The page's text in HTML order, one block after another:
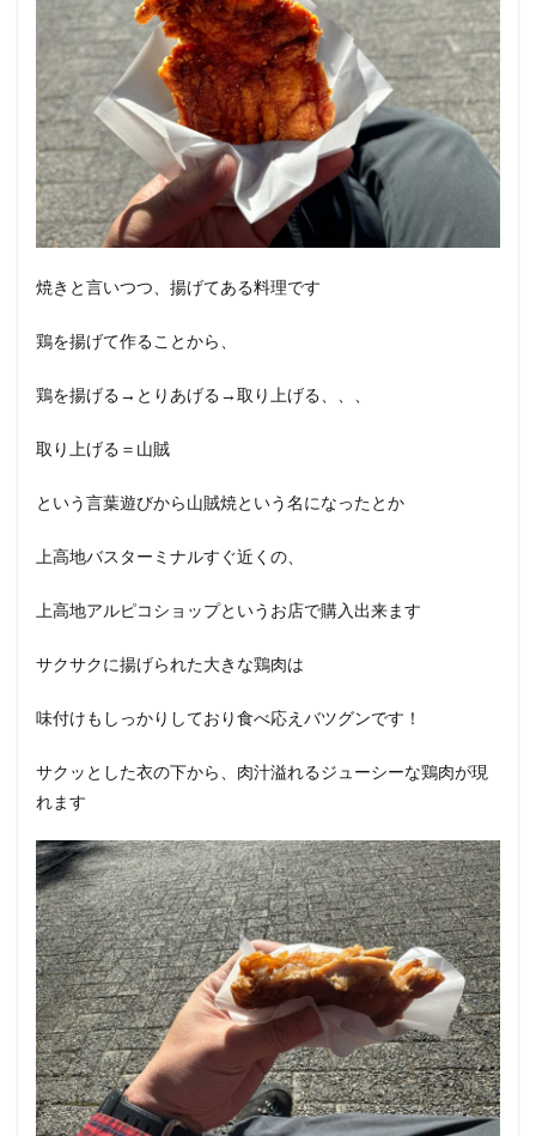
焼きと言いつつ、揚げてある料理です
鶏を揚げて作ることから、
鶏を揚げる→とりあげる→取り上げる、、、
取り上げる＝山賊
という言葉遊びから山賊焼という名になったとか
上高地バスターミナルすぐ近くの、
上高地アルピコショップというお店で購入出来ます
サクサクに揚げられた大きな鶏肉は
味付けもしっかりしており食べ応えバツグンです！
サクッとした衣の下から、肉汁溢れるジューシーな鶏肉が現
れます